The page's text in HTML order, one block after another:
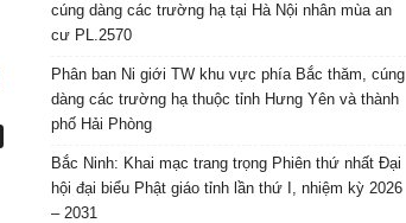
cúng dàng các trường hạ tại Hà Nội nhân mùa an
cư PL.2570
Phân ban Ni giới TW khu vực phía Bắc thăm, cúng
dàng các trường hạ thuộc tỉnh Hưng Yên và thành
phố Hải Phòng
Bắc Ninh: Khai mạc trang trọng Phiên thứ nhất Đại
hội đại biểu Phật giáo tỉnh lần thứ I, nhiệm kỳ 2026
– 2031